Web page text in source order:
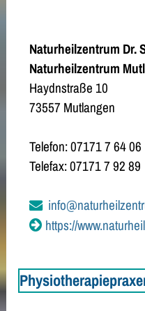
Naturheilzentrum Dr.
Naturheilzentrum
Haydnstraße 10
73557 Mutlangen
Telefon: 07171 7 64 06
Telefax: 07171 7 92 89
https://